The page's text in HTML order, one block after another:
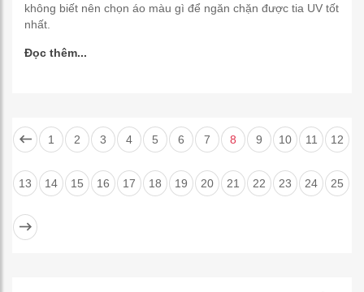
không biết nên chọn áo màu gì để ngăn chặn được tia UV tốt
nhất.
Đọc thêm...
1 2 3 4 5 6 7 8 9 10 11 12
13 14 15 16 17 18 19 20 21 22 23 24 25